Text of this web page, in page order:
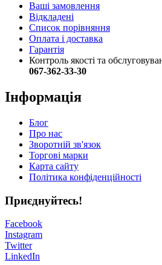
Ваші замовлення
Відкладені
Список порівняння
Оплата і доставка
Гарантія
Контроль якості та
067-362-33-30
Інформація
Блог
Про нас
Зворотній зв'язок
Торгові марки
Карта сайту
Політика конфіденційності
Приєднуйтесь!
Facebook
Instagram
Twitter
LinkedIn